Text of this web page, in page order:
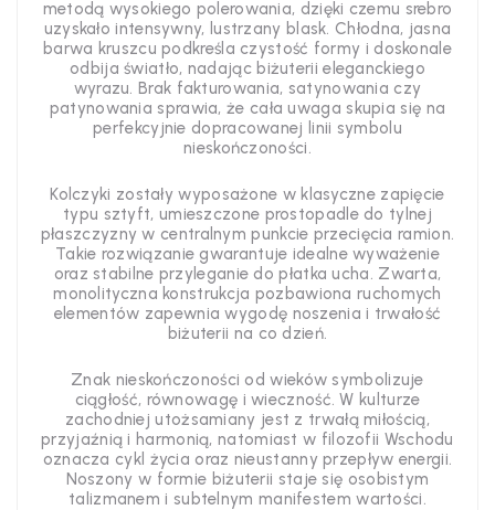
metodą wysokiego polerowania, dzięki czemu srebro
uzyskało intensywny, lustrzany blask. Chłodna, jasna
barwa kruszcu podkreśla czystość formy i doskonale
odbija światło, nadając biżuterii eleganckiego
wyrazu. Brak fakturowania, satynowania czy
patynowania sprawia, że cała uwaga skupia się na
perfekcyjnie dopracowanej linii symbolu
nieskończoności.
Kolczyki zostały wyposażone w klasyczne zapięcie
typu sztyft, umieszczone prostopadle do tylnej
płaszczyzny w centralnym punkcie przecięcia ramion.
Takie rozwiązanie gwarantuje idealne wyważenie
oraz stabilne przyleganie do płatka ucha. Zwarta,
monolityczna konstrukcja pozbawiona ruchomych
elementów zapewnia wygodę noszenia i trwałość
biżuterii na co dzień.
Znak nieskończoności od wieków symbolizuje
ciągłość, równowagę i wieczność. W kulturze
zachodniej utożsamiany jest z trwałą miłością,
przyjaźnią i harmonią, natomiast w filozofii Wschodu
oznacza cykl życia oraz nieustanny przepływ energii.
Noszony w formie biżuterii staje się osobistym
talizmanem i subtelnym manifestem wartości.